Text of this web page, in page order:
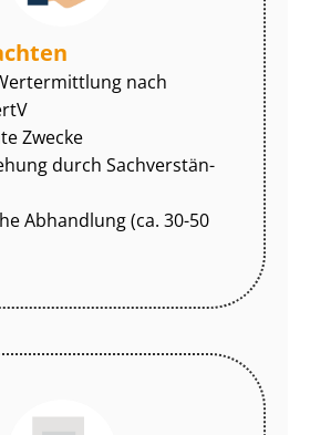
nach
Zwecke
durch Sach­ver­stän­
Abhandlung (ca. 30-50